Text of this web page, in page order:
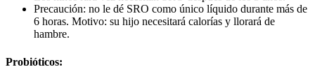
Precaución: no le dé SRO como único líquido durante más de
6 horas. Motivo: su hijo necesitará calorías y llorará de
hambre.
Probióticos: